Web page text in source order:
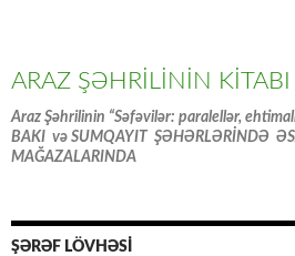
ARAZ ŞƏHRİLİNİN KİTABI
Araz Şəhrilinin “Səfəvilər: paralellər,
BAKI və SUMQAYIT ŞƏHƏRLƏRİNDƏ
MAĞAZALARINDA
ŞƏRƏF LÖVHƏSİ